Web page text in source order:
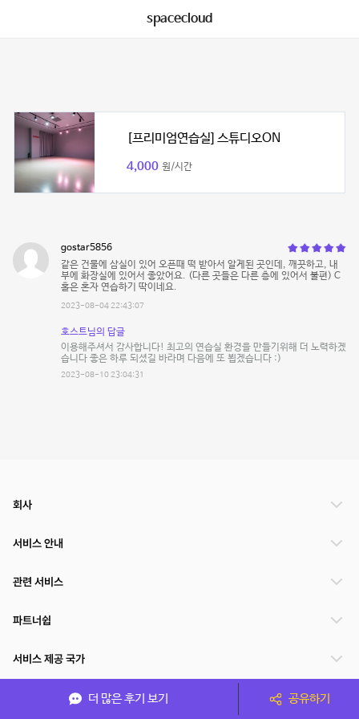
spacecloud
[프리미엄연습실] 스튜디오ON
4,000 원/시간
gostar5856
같은 건물에 삼실이 있어 오픈때 떡 받아서 알게된 곳인데, 깨끗하고, 내
부에 화장실에 있어서 좋았어요. (다른 곳들은 다른 층에 있어서 불편) C
홀은 혼자 연습하기 딱이네요.
2023-08-04 22:43:07
호스트님의 답글
이용해주셔서 감사합니다! 최고의 연습실 환경을 만들기위해 더 노력하겠
습니다 좋은 하루 되셨길 바라며 다음에 또 뵙겠습니다 :)
2023-08-10 23:04:31
더 많은 후기 보기 공유하기
회사
서비스 안내
관련 서비스
파트너쉽
서비스 제공 국가